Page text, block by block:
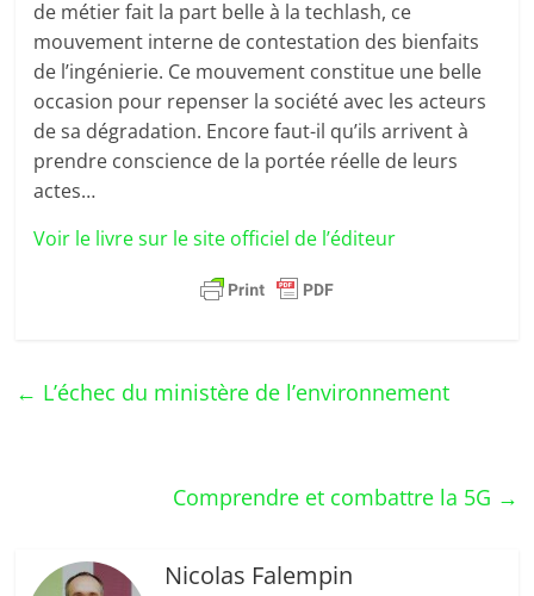
de métier fait la part belle à la techlash, ce
mouvement interne de contestation des bienfaits
de l’ingénierie. Ce mouvement constitue une belle
occasion pour repenser la société avec les acteurs
de sa dégradation. Encore faut-il qu’ils arrivent à
prendre conscience de la portée réelle de leurs
actes…
Voir le livre sur le site officiel de l’éditeur
← L’échec du ministère de l’environnement
Comprendre et combattre la 5G →
Nicolas Falempin